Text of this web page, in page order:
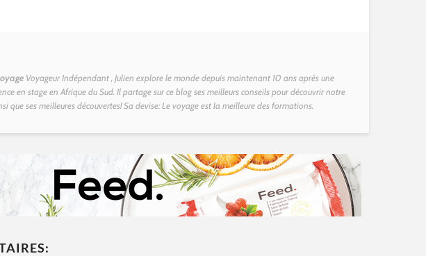
Voyageur Indépendant , Julien explore le monde depuis maintenant 10 ans après une
en stage en Afrique du Sud. Il partage sur ce blog ses meilleurs conseils pour découvrir notre
que ses meilleures découvertes! Sa devise: Le voyage est la meilleure des formations.